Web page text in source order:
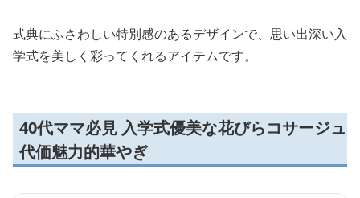
式典にふさわしい特別感のあるデザインで、思い出深い入
学式を美しく彩ってくれるアイテムです。
40代ママ必見 入学式優美な花びらコサージュ
代価魅力的華やぎ